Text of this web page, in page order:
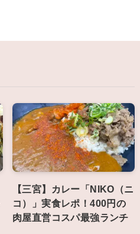
【三宮】カレー「NIKO（ニ
コ）」実食レポ！400円の
肉屋直営コスパ最強ランチ